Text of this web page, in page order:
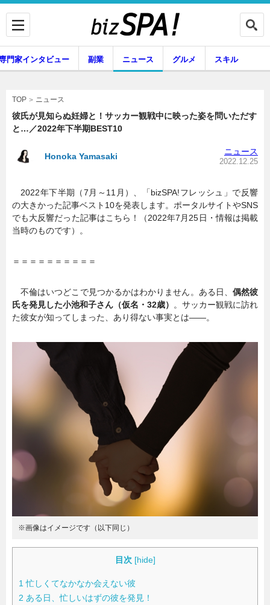
専門家インタビュー
副業 ニュース
暮らし エンタメ
連載一覧
門家インタビュー 副業 ニュース グルメ スキル
TOP ニュース
彼氏が見知らぬ妊婦と！サッカー観戦中に映った姿を問いただす
と…／2022年下半期BEST10
Honoka Yamasaki ニュース
2022.12.25
2022年下半期（7月～11月）、「bizSPA!フレッシュ」で反響
の大きかった記事ベスト10を発表します。ポータルサイトやSNS
でも大反響だった記事はこちら！（2022年7月25日・情報は掲載
当時のものです）。
＝＝＝＝＝＝＝＝＝＝
不倫はいつどこで見つかるかはわかりません。ある日、 偶然彼
氏を発見した小池和子さん（仮名・32歳）
。サッカー観戦に訪れ
た彼女が知ってしまった、あり得ない事実とは――。
※画像はイメージです（以下同じ）
目次 [hide]
1 忙しくてなかなか会えない彼
2 ある日、忙しいはずの彼を発見！